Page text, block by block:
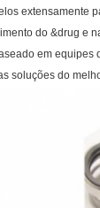
extensamente
do &drug e
em equipes
soluções do